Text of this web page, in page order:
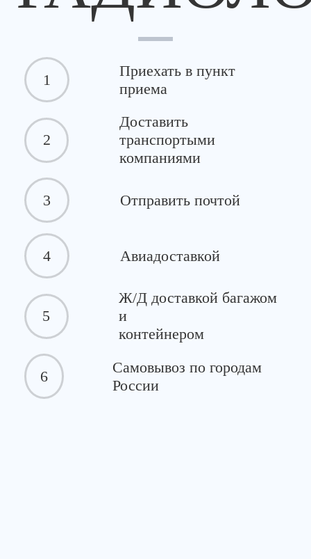
1
Приехать в пункт
приема
2
Доставить
транспортыми
компаниями
3 Отправить почтой
4 Авиадоставкой
5
Ж/Д доставкой багажом
и
контейнером
6
Самовывоз по городам
России